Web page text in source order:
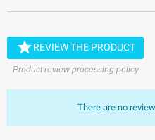
REVIEW THE PRODUCT
Product review processing policy
There are no